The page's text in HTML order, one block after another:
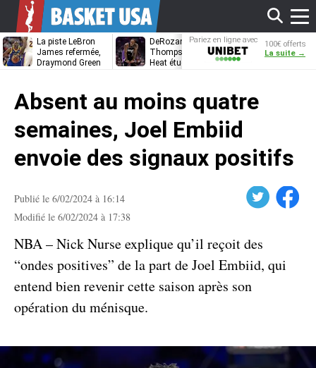
La piste LeBron
James refermée,
Draymond Green
DeRozan, Beal,
Thompson… Le
Heat étudie ses
Kentavious
Caldwell-
Pariez en ligne avec
Unibet
100€ offerts
La suite →
Absent au moins quatre
semaines, Joel Embiid
envoie des signaux positifs
Publié le 6/02/2024 à 16:14
Modifié le 6/02/2024 à 17:38
Facebook
NBA – Nick Nurse explique qu’il reçoit des
“ondes positives” de la part de Joel Embiid, qui
entend bien revenir cette saison après son
opération du ménisque.